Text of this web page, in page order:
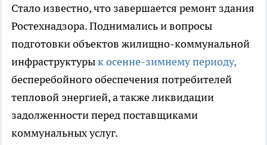
Стало известно, что завершается ремонт здания
Ростехнадзора. Поднимались и вопросы
подготовки объектов жилищно-коммунальной
инфраструктурык осенне-зимнему периоду,
бесперебойного обеспечения потребителей
тепловой энергией, а также ликвидации
задолженности перед поставщиками
коммунальных услуг.